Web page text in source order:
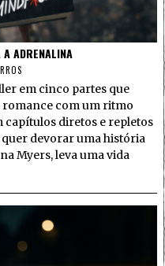
ADRENALINA
em cinco partes que
com um ritmo
capítulos diretos e repletos
devorar uma história
Myers, leva uma vida